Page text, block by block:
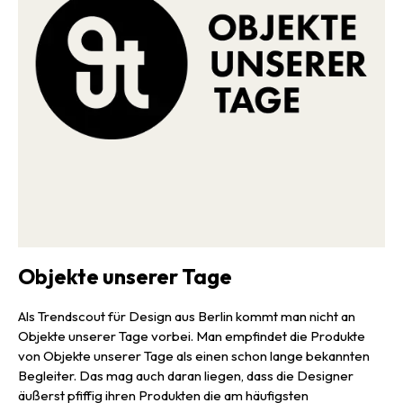
Objekte unserer Tage
Als Trendscout für Design aus Berlin kommt man nicht an
Objekte unserer Tage vorbei. Man empfindet die Produkte
von Objekte unserer Tage als einen schon lange bekannten
Begleiter. Das mag auch daran liegen, dass die Designer
äußerst pfiffig ihren Produkten die am häufigsten